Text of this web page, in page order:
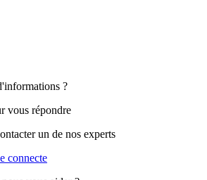
?
vous répondre
un de nos experts
connecte